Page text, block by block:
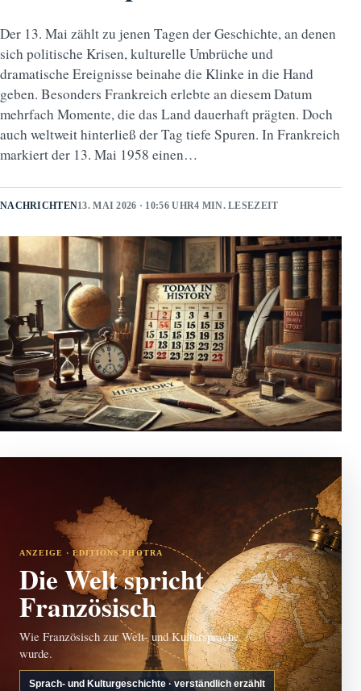
Der 13. Mai zählt zu jenen Tagen der Geschichte, an denen
sich politische Krisen, kulturelle Umbrüche und
dramatische Ereignisse beinahe die Klinke in die Hand
geben. Besonders Frankreich erlebte an diesem Datum
mehrfach Momente, die das Land dauerhaft prägten. Doch
auch weltweit hinterließ der Tag tiefe Spuren. In Frankreich
markiert der 13. Mai 1958 einen…
NACHRICHTEN13. MAI 2026 · 10:56 UHR4 MIN. LESEZEIT
ANZEIGE · EDITIONS PHOTRA
Die Welt spricht
Französisch
Wie Französisch zur Welt- und Kultursprache
wurde.
Sprach- und Kulturgeschichte · verständlich erzählt